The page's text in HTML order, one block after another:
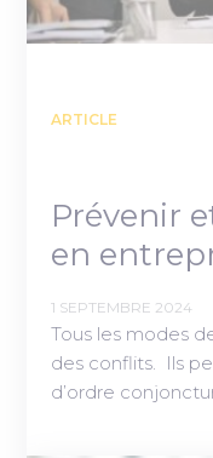
ARTICLE
Prévenir
en
1 SEPTEMBRE 2024
Tous les modes
des conflits. Ils
d’ordre